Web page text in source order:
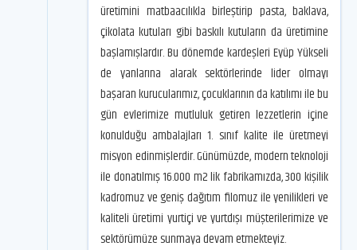
üretimini matbaacılıkla birleştirip pasta, baklava,
çikolata kutuları gibi baskılı kutuların da üretimine
başlamışlardır. Bu dönemde kardeşleri Eyüp Yükseli
de yanlarına alarak sektörlerinde lider olmayı
başaran kurucularımız, çocuklarının da katılımı ile bu
gün evlerimize mutluluk getiren lezzetlerin içine
konulduğu ambalajları 1. sınıf kalite ile üretmeyi
misyon edinmişlerdir. Günümüzde, modern teknoloji
ile donatılmış 16.000 m2 lik fabrikamızda, 300 kişilik
kadromuz ve geniş dağıtım filomuz ile yenilikleri ve
kaliteli üretimi yurtiçi ve yurtdışı müşterilerimize ve
sektörümüze sunmaya devam etmekteyiz.